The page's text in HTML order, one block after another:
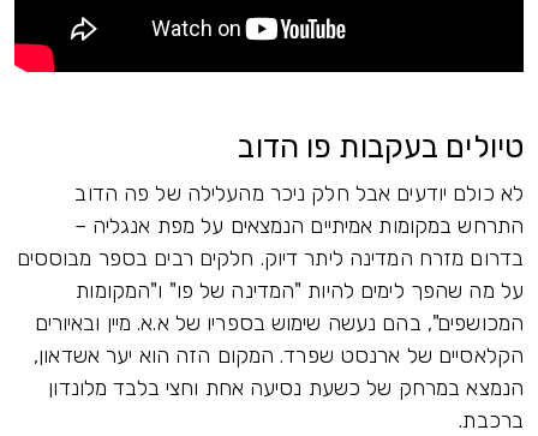
טיולים בעקבות פו הדוב
לא כולם יודעים אבל חלק ניכר מהעלילה של פה הדוב
התרחש במקומות אמיתיים הנמצאים על מפת אנגליה –
בדרום מזרח המדינה ליתר דיוק. חלקים רבים בספר מבוססים
על מה שהפך לימים להיות "המדינה של פו" ו"המקומות
המכושפים", בהם נעשה שימוש בספריו של א.א. מיין ובאיורים
הקלאסיים של ארנסט שפרד. המקום הזה הוא יער אשדאון,
הנמצא במרחק של כשעת נסיעה אחת וחצי בלבד מלונדון
ברכבת.